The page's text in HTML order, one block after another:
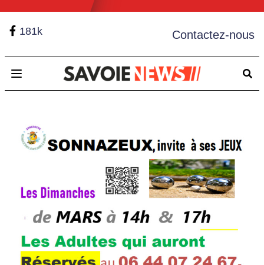
181k Contactez-nous
Open main menu